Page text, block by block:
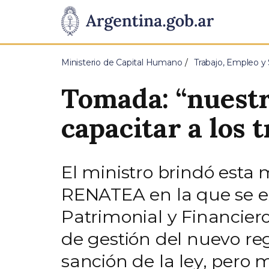
Presidencia
de
Pasar al contenido principal
Ministerio de Capital Humano Trabajo, Empleo
Tomada:
capacitar a los
El ministro brindó esta
RENATEA en la que se
Patrimonial y
de gestión del nuevo
sanción de la ley, pero